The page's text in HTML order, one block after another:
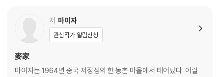
저 마이자
관심작가 알림신청
麥家
마이자는 1964년 중국 저장성의 한 농촌 마을에서 태어났다. 어릴